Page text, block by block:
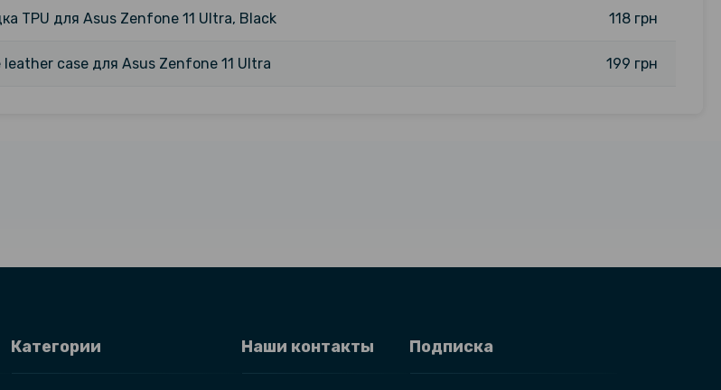
TPU для Asus Zenfone 11 Ultra, Black 118 грн
саse для Asus Zenfone 11 Ultra 199 грн
Категории Наши контакты Подписка